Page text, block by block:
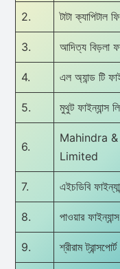
2. টাটা ক্যাপিটাল
3. আদিত্য বিড়লা
4. এল অ্যান্ড টি
5. মুথুট ফাইন্যান্স লি
6.
Mahindra
Limited
7. এইচডিবি
8. পাওয়ার
9. শ্রীরাম